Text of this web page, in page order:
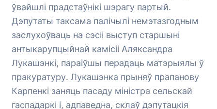
ўвайшлі прадстаўнікі шэрагу партый.
Дэпутаты таксама палічылі немэтазгодным
заслухоўваць на сэсіі выступ старшыні
антыкарупцыйнай камісіі Аляксандра
Лукашэнкі, параіўшы перадаць матэрыялы ў
пракуратуру. Лукашэнка прыняў прапанову
Карпенкі заняць пасаду міністра сельскай
гаспадаркі і, адпаведна, склаў дэпутацкія